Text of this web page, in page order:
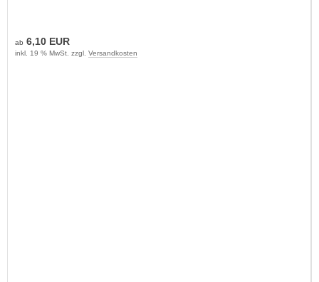
ab 6,10 EUR
inkl. 19 % MwSt. zzgl. Versandkosten